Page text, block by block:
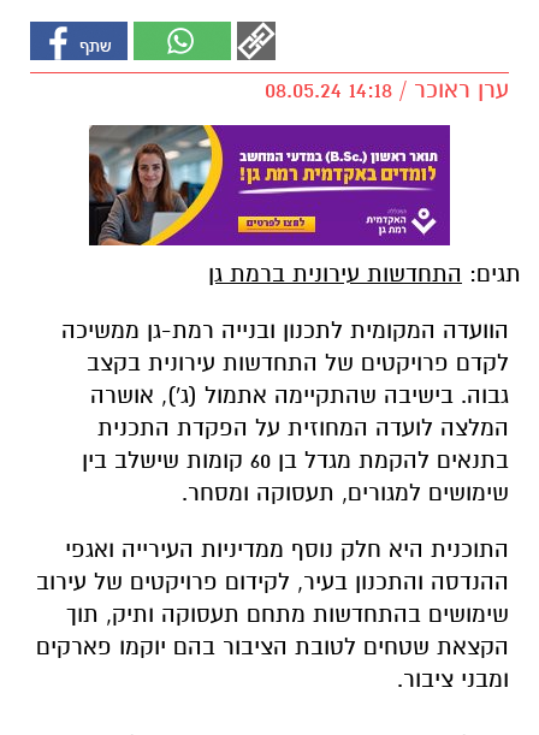
ערן ראוכר / 14:18 08.05.24
תגים: התחדשות עירונית ברמת גן
הוועדה המקומית לתכנון ובנייה רמת-גן ממשיכה
לקדם פרויקטים של התחדשות עירונית בקצב
גבוה. בישיבה שהתקיימה אתמול (ג'), אושרה
המלצה לועדה המחוזית על הפקדת התכנית
בתנאים להקמת מגדל בן 60 קומות שישלב בין
שימושים למגורים, תעסוקה ומסחר.
התוכנית היא חלק נוסף ממדיניות העירייה ואגפי
ההנדסה והתכנון בעיר, לקידום פרויקטים של עירוב
שימושים בהתחדשות מתחם תעסוקה ותיק, תוך
הקצאת שטחים לטובת הציבור בהם יוקמו פארקים
ומבני ציבור.